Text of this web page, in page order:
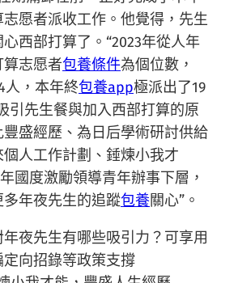
愿者派收工作。他覺得，先生
西部打算了。“2023年從人年
志愿者包養條件為個位數，
人，本年終包養app極派出了19
引先生餐與加入西部打算的原
豐盛經歷、為日后學術研討供給
人工作計劃、錘煉小我才
國度激勵領導青年辦事下層，
年夜先生的追蹤包養關心”。
夜先生有哪些吸引力？可享用
向招錄等政策支撐